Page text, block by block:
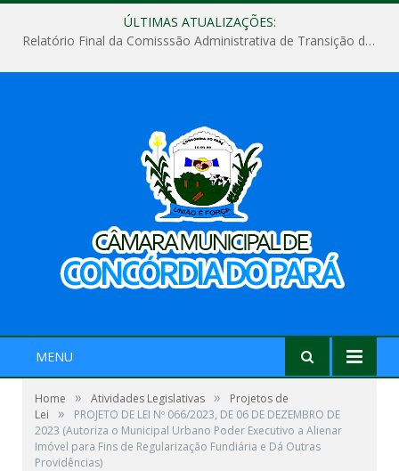
ÚLTIMAS ATUALIZAÇÕES:
Relatório Final da Comisssão Administrativa de Transição de Mandato do Poder Legislativo do Município de Concórdia do Pará
MENU
Home » Atividades Legislativas »
Projetos de
Lei
»
PROJETO DE LEI Nº 066/2023, DE 06 DE DEZEMBRO DE
2023 (Autoriza o Municipal Urbano Poder Executivo a Alienar
Imóvel para Fins de Regularização Fundiária e Dá Outras
Providências)